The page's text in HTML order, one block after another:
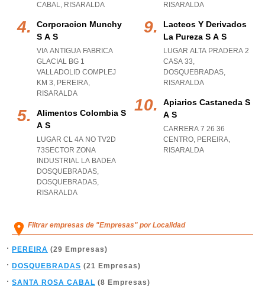
CABAL, RISARALDA
Corporacion Munchy
S A S
VIA ANTIGUA FABRICA
GLACIAL BG 1
VALLADOLID COMPLEJ
KM 3, PEREIRA,
RISARALDA
Alimentos Colombia S
A S
LUGAR CL 4A NO TV2D
73SECTOR ZONA
INDUSTRIAL LA BADEA
DOSQUEBRADAS,
DOSQUEBRADAS,
RISARALDA
RISARALDA
Lacteos Y Derivados
La Pureza S A S
LUGAR ALTA PRADERA 2
CASA 33,
DOSQUEBRADAS,
RISARALDA
Apiarios Castaneda S
A S
CARRERA 7 26 36
CENTRO, PEREIRA,
RISARALDA
Filtrar empresas de "Empresas" por Localidad
PEREIRA (29 Empresas)
DOSQUEBRADAS (21 Empresas)
SANTA ROSA CABAL (8 Empresas)